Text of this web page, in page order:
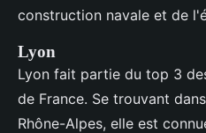
construction navale et de
Lyon
Lyon fait partie du top 3
de France. Se trouvant
Rhône-Alpes, elle est